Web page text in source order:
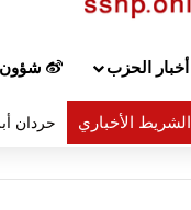
أخبار الحزب
الشريط الأخباري حردان